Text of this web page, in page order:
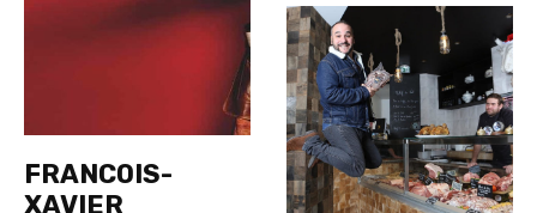
FRANCOIS-
XAVIER